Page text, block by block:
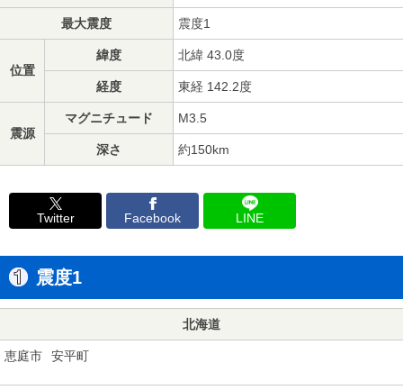
最大震度 震度1
位置
緯度 北緯 43.0度
経度 東経 142.2度
震源
マグニチュード M3.5
深さ 約150km
Twitter Facebook LINE
震度1
北海道
恵庭市 安平町